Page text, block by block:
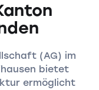
(AG) im
bietet
ermöglicht